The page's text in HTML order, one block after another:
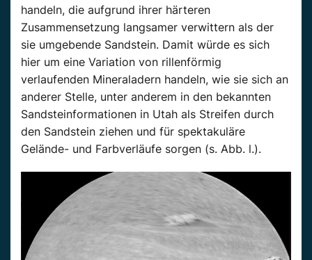
handeln, die aufgrund ihrer härteren
Zusammensetzung langsamer verwittern als der
sie umgebende Sandstein. Damit würde es sich
hier um eine Variation von rillenförmig
verlaufenden Mineraladern handeln, wie sie sich an
anderer Stelle, unter anderem in den bekannten
Sandsteinformationen in Utah als Streifen durch
den Sandstein ziehen und für spektakuläre
Gelände- und Farbverläufe sorgen (s. Abb. l.).